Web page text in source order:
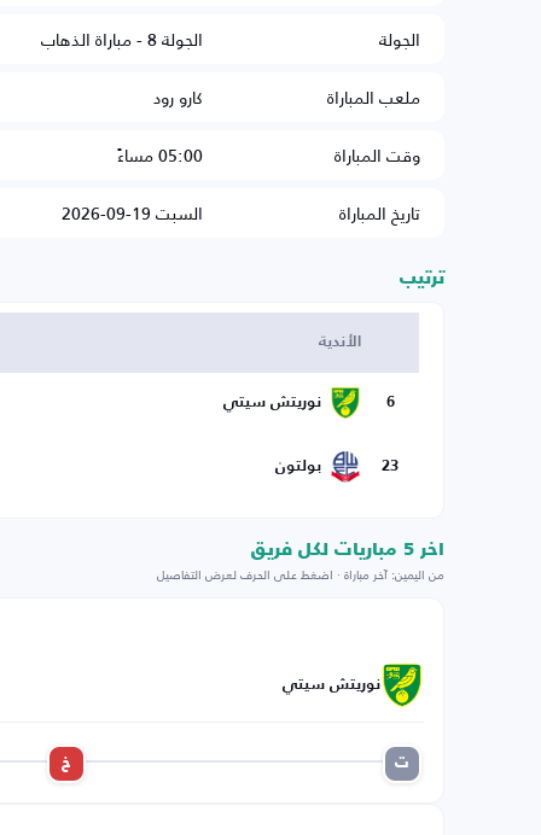
الجولة
الجولة 8 - مباراة الذهاب
ملعب المباراة
كارو رود
وقت المباراة
05:00 مساءً
تاريخ المباراة
السبت 19-09-2026
ترتيب
الأندية
6 نوريتش سيتي
23 بولتون
اخر 5 مباريات لكل فريق
من اليمين: آخر مباراة · اضغط على الحرف لعرض التفاصيل
نوريتش سيتي
ت خ